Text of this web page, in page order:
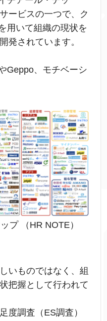
ービスの一つで、ク
用いて組織の現状を
発されています。
Geppo、モチベーシ
プ （HR NOTE）
いものではなく、組
把握として行われて
度調査（ES調査）